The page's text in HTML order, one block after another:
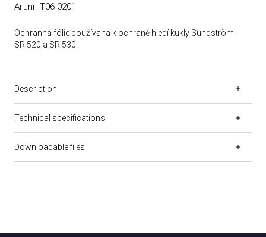
Art.nr. T06-0201
Ochranná fólie používaná k ochraně hledí kukly Sundström
SR 520 a SR 530.
Description
Technical specifications
Downloadable files